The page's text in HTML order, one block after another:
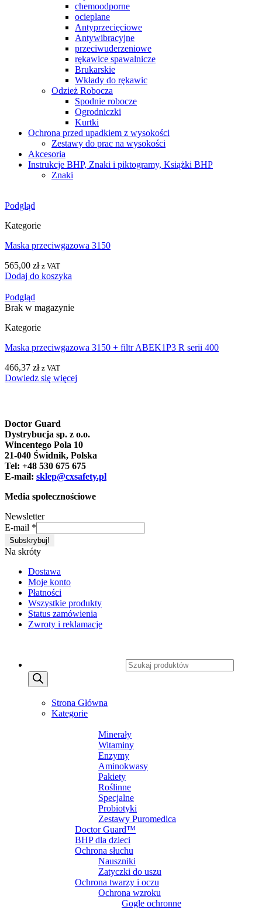
chemoodporne
ocieplane
Antyprzecięciowe
Antywibracyjne
przeciwuderzeniowe
rękawice spawalnicze
Brukarskie
Wkłady do rękawic
Odzież Robocza
Spodnie robocze
Ogrodniczki
Kurtki
Ochrona przed upadkiem z wysokości
Zestawy do prac na wysokości
Akcesoria
Instrukcje BHP, Znaki i piktogramy, Książki BHP
Znaki
Podgląd
Kategorie
Maska przeciwgazowa 3150
565,00 zł z VAT
Dodaj do koszyka
Podgląd
Brak w magazynie
Kategorie
Maska przeciwgazowa 3150 + filtr ABEK1P3 R serii 400
466,37 zł z VAT
Dowiedz się więcej
Doctor Guard
Dystrybucja sp. z o.o.
Wincentego Pola 10
21-040 Świdnik, Polska
Tel: +48 530 675 675
E-mail: sklep@cxsafety.pl
Media społecznościowe
Newsletter
E-mail *
Na skróty
Dostawa
Moje konto
Płatności
Wszystkie produkty
Status zamówienia
Zwroty i reklamacje
Strona Główna
Kategorie
Minerały
Witaminy
Enzymy
Aminokwasy
Pakiety
Roślinne
Specjalne
Probiotyki
Zestawy Puromedica
Doctor Guard™
BHP dla dzieci
Ochrona słuchu
Nauszniki
Zatyczki do uszu
Ochrona twarzy i oczu
Ochrona wzroku
Gogle ochronne